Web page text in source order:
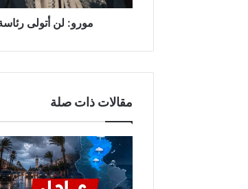
ت
ى
س
ة
ا
ل
ب
ر
مورو: لن أتولى
مقالات ذات صلة